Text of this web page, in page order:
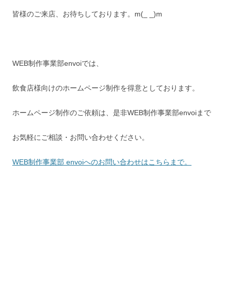
皆様のご来店、お待ちしております。m(_ _)m
WEB制作事業部envoiでは、
飲食店様向けのホームページ制作を得意としております。
ホームページ制作のご依頼は、是非WEB制作事業部envoiまで
お気軽にご相談・お問い合わせください。
WEB制作事業部 envoiへのお問い合わせはこちらまで。